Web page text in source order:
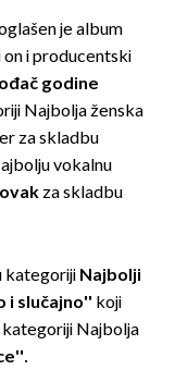
je album
i producentski
godine
Najbolja ženska
za skladbu
vokalnu
za skladbu
kategoriji Najbolji
i slučajno'' koji
Najbolja